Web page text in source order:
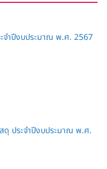
จำปีงบประมาณ พ.ศ. 2567
ดุ ประจำปีงบประมาณ พ.ศ.